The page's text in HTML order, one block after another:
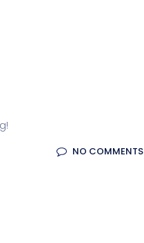
NO COMMENTS